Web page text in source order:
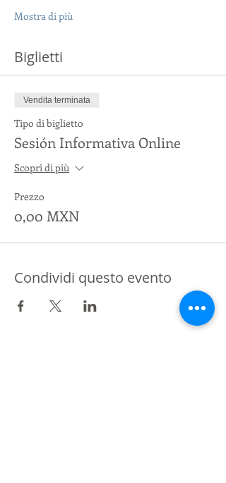
Mostra di più
Biglietti
Vendita terminata
Tipo di biglietto
Sesión Informativa Online
Scopri di più
Prezzo
0,00 MXN
Condividi questo evento